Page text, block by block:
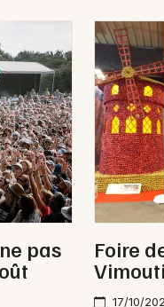
61 - Orne
Choisir mes
Mon email
Je
pas
Foire
17/10/